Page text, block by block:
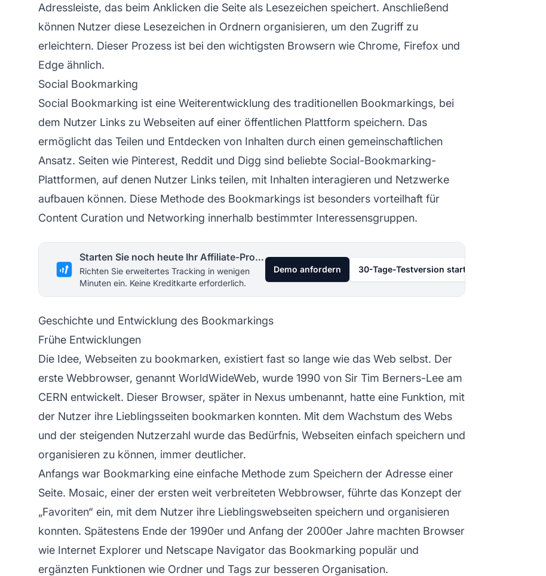
Adressleiste, das beim Anklicken die Seite als Lesezeichen speichert. Anschließend
können Nutzer diese Lesezeichen in Ordnern organisieren, um den Zugriff zu
erleichtern. Dieser Prozess ist bei den wichtigsten Browsern wie Chrome, Firefox und
Edge ähnlich.
Social Bookmarking
Social Bookmarking ist eine Weiterentwicklung des traditionellen Bookmarkings, bei
dem Nutzer Links zu Webseiten auf einer öffentlichen Plattform speichern. Das
ermöglicht das Teilen und Entdecken von Inhalten durch einen gemeinschaftlichen
Ansatz. Seiten wie Pinterest, Reddit und Digg sind beliebte Social-Bookmarking-
Plattformen, auf denen Nutzer Links teilen, mit Inhalten interagieren und Netzwerke
aufbauen können. Diese Methode des Bookmarkings ist besonders vorteilhaft für
Content Curation und Networking innerhalb bestimmter Interessensgruppen.
Starten Sie noch heute Ihr Affiliate-Programm
Richten Sie erweitertes Tracking in wenigen
Minuten ein. Keine Kreditkarte erforderlich.
Demo anfordern 30-Tage-Testversion starten
Geschichte und Entwicklung des Bookmarkings
Frühe Entwicklungen
Die Idee, Webseiten zu bookmarken, existiert fast so lange wie das Web selbst. Der
erste Webbrowser, genannt WorldWideWeb, wurde 1990 von Sir Tim Berners-Lee am
CERN entwickelt. Dieser Browser, später in Nexus umbenannt, hatte eine Funktion, mit
der Nutzer ihre Lieblingsseiten bookmarken konnten. Mit dem Wachstum des Webs
und der steigenden Nutzerzahl wurde das Bedürfnis, Webseiten einfach speichern und
organisieren zu können, immer deutlicher.
Anfangs war Bookmarking eine einfache Methode zum Speichern der Adresse einer
Seite. Mosaic, einer der ersten weit verbreiteten Webbrowser, führte das Konzept der
„Favoriten“ ein, mit dem Nutzer ihre Lieblingswebseiten speichern und organisieren
konnten. Spätestens Ende der 1990er und Anfang der 2000er Jahre machten Browser
wie Internet Explorer und Netscape Navigator das Bookmarking populär und
ergänzten Funktionen wie Ordner und Tags zur besseren Organisation.